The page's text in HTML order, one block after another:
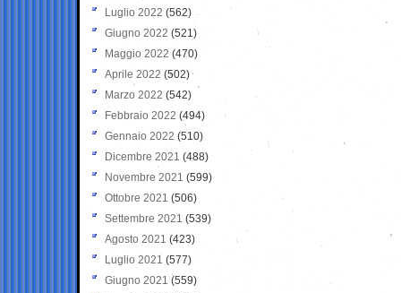
Luglio 2022 (562)
Giugno 2022 (521)
Maggio 2022 (470)
Aprile 2022 (502)
Marzo 2022 (542)
Febbraio 2022 (494)
Gennaio 2022 (510)
Dicembre 2021 (488)
Novembre 2021 (599)
Ottobre 2021 (506)
Settembre 2021 (539)
Agosto 2021 (423)
Luglio 2021 (577)
Giugno 2021(559)